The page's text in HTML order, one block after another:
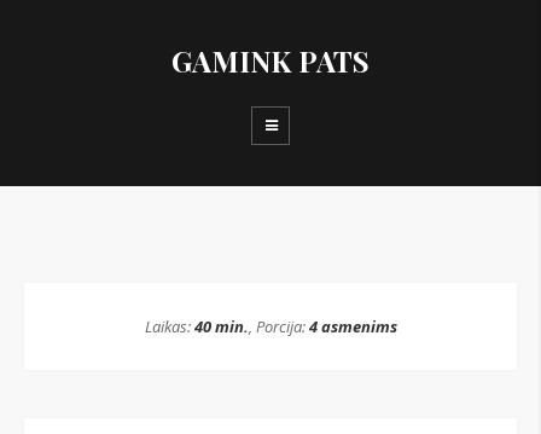
GAMINK PATS
Laikas:40 min., Porcija:4 asmenims